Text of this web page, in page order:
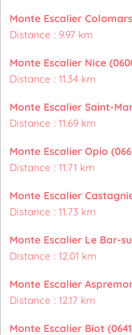
Monte Escalier
Distance : 9.97 km
Monte Escalier Nice
Distance : 11.34 km
Monte Escalier Saint-
Distance : 11.69 km
Monte Escalier Opio
Distance : 11.71 km
Monte Escalier
Distance : 11.73 km
Monte Escalier Le Bar-
Distance : 12.01 km
Monte Escalier
Distance : 12.17 km
Monte Escalier Biot